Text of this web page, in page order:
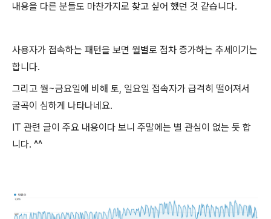
내용을 다른 분들도 마찬가지로 찾고 싶어 했던 것 같습니다.
사용자가 접속하는 패턴을 보면 월별로 점차 증가하는 추세이기는
합니다.
그리고 월~금요일에 비해 토, 일요일 접속자가 급격히 떨어져서
굴곡이 심하게 나타나네요.
IT 관련 글이 주요 내용이다 보니 주말에는 별 관심이 없는 듯 합
니다. ^^